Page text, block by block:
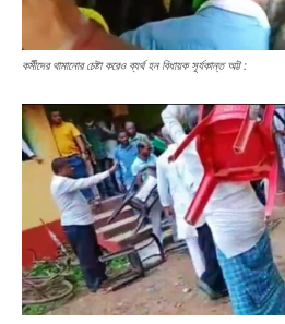
কর্মীদের থামানোর চেষ্টা করেও ব্যর্থ হন বিধায়ক সূর্যকান্ত অট্ট :